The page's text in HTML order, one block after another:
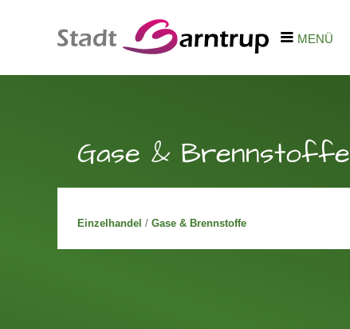
MENÜ
Gase & Brennstoffe
Einzelhandel / Gase & Brennstoffe